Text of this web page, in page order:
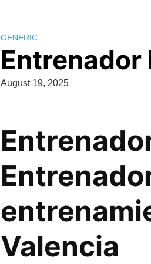
GENERIC
Entrenador
August 19, 2025
Valencia